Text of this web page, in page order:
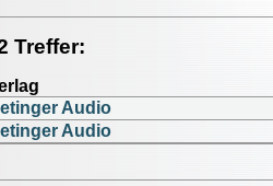
Treffer:
Audio
Audio